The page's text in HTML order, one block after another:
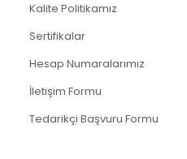
Kalite Politikamız
Sertifikalar
Hesap Numaralarımız
İletişim Formu
Tedarikçi Başvuru Formu